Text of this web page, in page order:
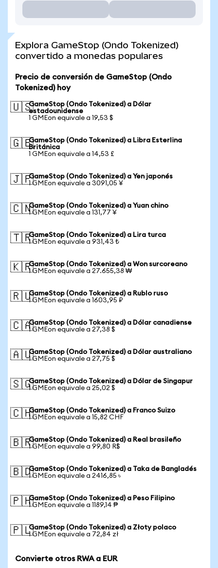
Explora GameStop (Ondo Tokenized)
convertido a monedas populares
Precio de conversión de GameStop (Ondo
Tokenized) hoy
🇺🇸GameStop (Ondo Tokenized) a Dólar
estadounidense
1 GMEon equivale a 19,53 $
🇬🇧GameStop (Ondo Tokenized) a Libra Esterlina
Británica
1 GMEon equivale a 14,53 £
🇯🇵GameStop (Ondo Tokenized) a Yen japonés
1 GMEon equivale a 3091,05 ¥
🇨🇳GameStop (Ondo Tokenized) a Yuan chino
1 GMEon equivale a 131,77 ¥
🇹🇷GameStop (Ondo Tokenized) a Lira turca
1 GMEon equivale a 931,43 ₺
🇰🇷GameStop (Ondo Tokenized) a Won surcoreano
1 GMEon equivale a 27.655,38 ₩
🇷🇺GameStop (Ondo Tokenized) a Rublo ruso
1 GMEon equivale a 1603,95 ₽
🇨🇦GameStop (Ondo Tokenized) a Dólar canadiense
1 GMEon equivale a 27,38 $
🇦🇺GameStop (Ondo Tokenized) a Dólar australiano
1 GMEon equivale a 27,75 $
🇸🇬GameStop (Ondo Tokenized) a Dólar de Singapur
1 GMEon equivale a 25,02 $
🇨🇭GameStop (Ondo Tokenized) a Franco Suizo
1 GMEon equivale a 15,82 CHF
🇧🇷GameStop (Ondo Tokenized) a Real brasileño
1 GMEon equivale a 99,80 R$
🇧🇩GameStop (Ondo Tokenized) a Taka de Bangladés
1 GMEon equivale a 2416,85 ৳
🇵🇭GameStop (Ondo Tokenized) a Peso Filipino
1 GMEon equivale a 1189,14 ₱
🇵🇱GameStop (Ondo Tokenized) a Złoty polaco
1 GMEon equivale a 72,84 zł
Convierte otros RWA a EUR